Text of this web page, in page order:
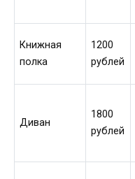
Книжная
полка
1200
рублей
Диван
1800
рублей